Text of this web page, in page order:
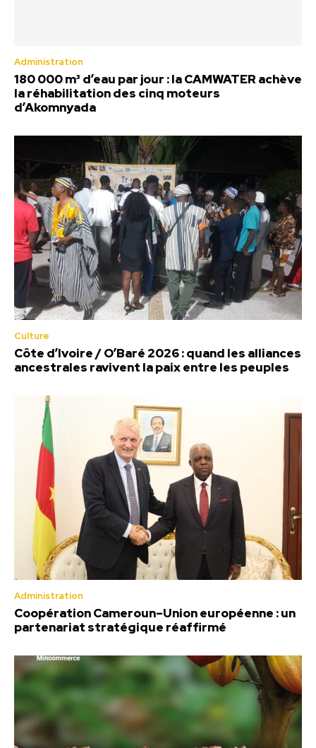
Administration
180 000 m³ d’eau par jour : la CAMWATER achève
la réhabilitation des cinq moteurs
d’Akomnyada
Culture
Côte d’Ivoire / O’Baré 2026 : quand les alliances
ancestrales ravivent la paix entre les peuples
Administration
Coopération Cameroun–Union européenne : un
partenariat stratégique réaffirmé